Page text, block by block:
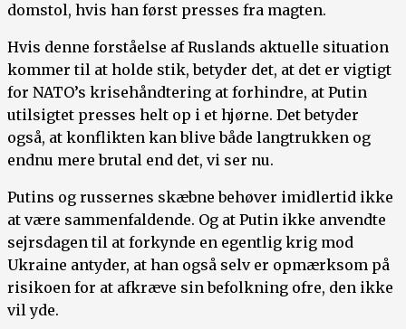
domstol, hvis han først presses fra magten.
Hvis denne forståelse af Ruslands aktuelle situation
kommer til at holde stik, betyder det, at det er vigtigt
for NATO’s krisehåndtering at forhindre, at Putin
utilsigtet presses helt op i et hjørne. Det betyder
også, at konflikten kan blive både langtrukken og
endnu mere brutal end det, vi ser nu.
Putins og russernes skæbne behøver imidlertid ikke
at være sammenfaldende. Og at Putin ikke anvendte
sejrsdagen til at forkynde en egentlig krig mod
Ukraine antyder, at han også selv er opmærksom på
risikoen for at afkræve sin befolkning ofre, den ikke
vil yde.